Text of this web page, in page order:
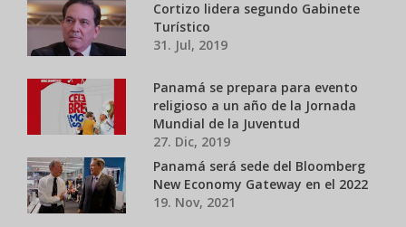
Cortizo lidera segundo Gabinete
Turístico
31. Jul, 2019
Panamá se prepara para evento
religioso a un año de la Jornada
Mundial de la Juventud
27. Dic, 2019
Panamá será sede del Bloomberg
New Economy Gateway en el 2022
19. Nov, 2021